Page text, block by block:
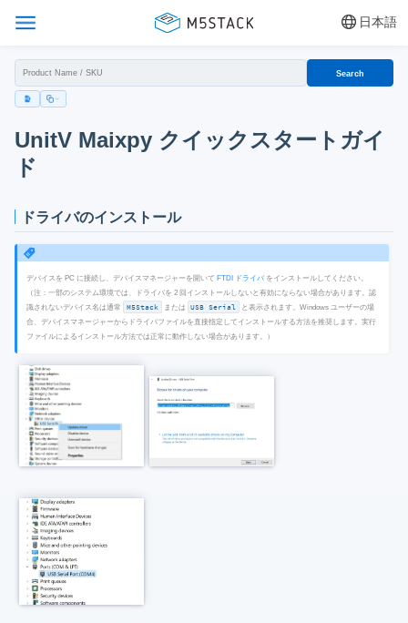
日本語
Search
UnitV Maixpy クイックスタートガイ
ド
ドライバのインストール
デバイスを PC に接続し、デバイスマネージャーを開いてFTDI ドライバ をインストールしてください。
（注：一部のシステム環境では、ドライバを 2 回インストールしないと有効にならない場合があります。認
識されないデバイス名は通常
M5Stack または USB Serial
と表示されます。Windows ユーザーの場
合、デバイスマネージャーからドライバファイルを直接指定してインストールする方法を推奨します。実行
ファイルによるインストール方法では正常に動作しない場合があります。）